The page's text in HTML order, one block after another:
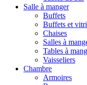
Salle à manger
Buffets
Buffets et
Chaises
Salles à
Tables à
Vaisseliers
Chambre
Armoires